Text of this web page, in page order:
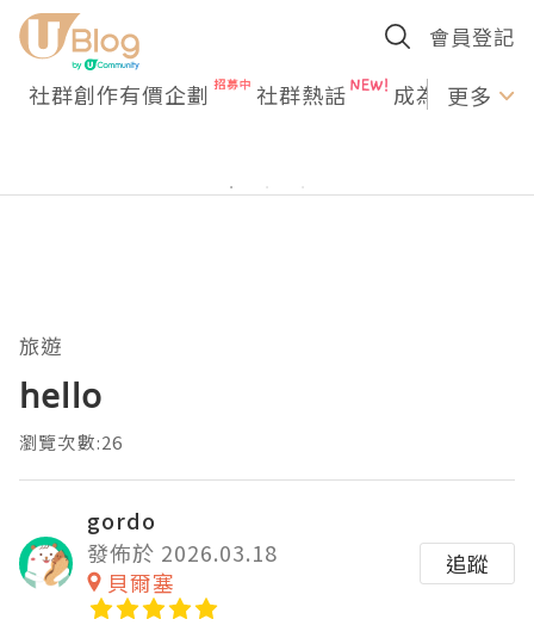
會員登記
社群創作有價企劃 社群熱話 成為U更多
旅遊
hello
瀏覽次數:26
gordo
發佈於 2026.03.18
貝爾塞
追蹤